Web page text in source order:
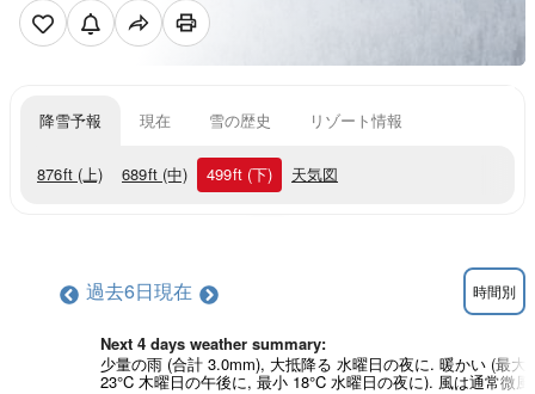
降雪予報 現在 雪の歴史 リゾート情報
876ft (上) 689ft (中) 499ft (下) 天気図
過去6日現在 時間別
Next 4 days weather summary:
少量の雨 (合計 3.0mm), 大抵降る 水曜日の夜に. 暖かい (最大
23°C 木曜日の午後に, 最小 18°C 水曜日の夜に). 風は通常微風.